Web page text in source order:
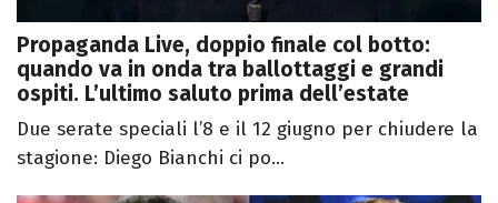
Propaganda Live, doppio finale col botto:
quando va in onda tra ballottaggi e grandi
ospiti. L’ultimo saluto prima dell’estate
Due serate speciali l’8 e il 12 giugno per chiudere la
stagione: Diego Bianchi ci po...